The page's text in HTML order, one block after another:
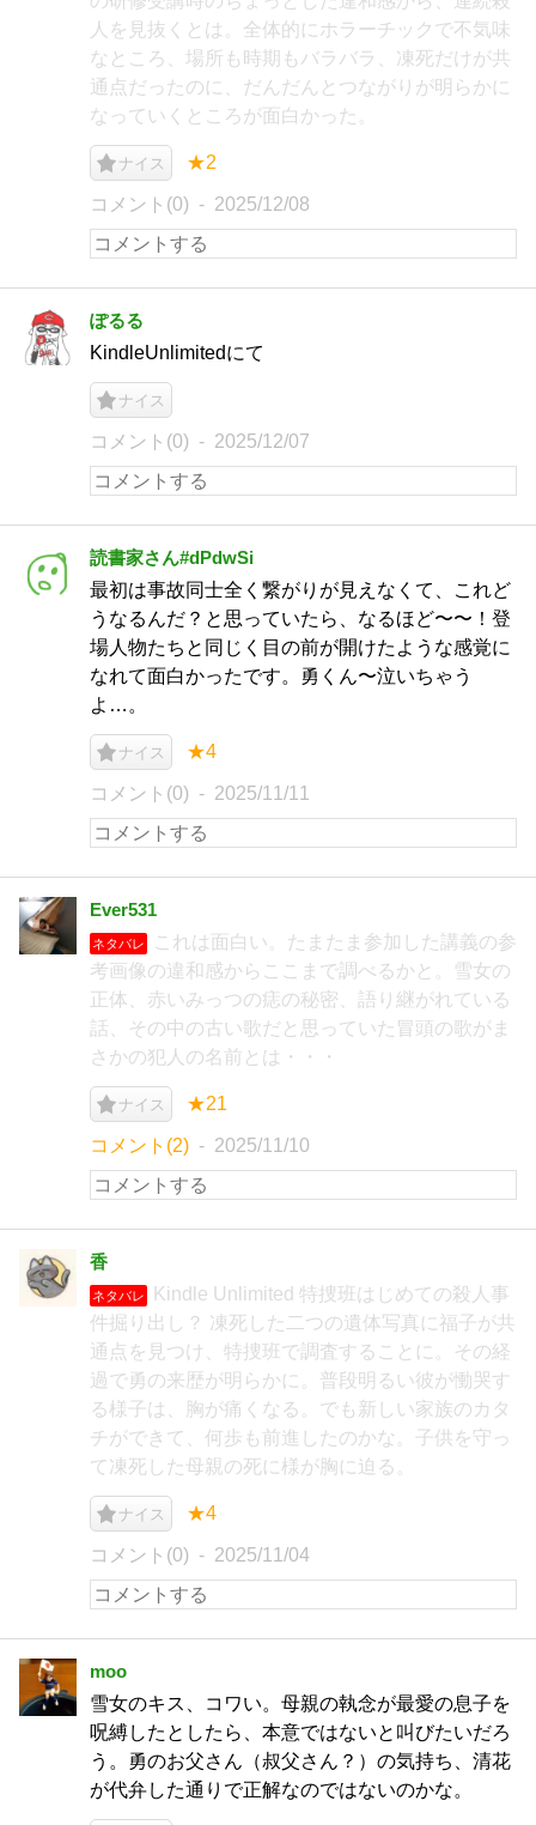
人を見抜くとは。全体的にホラーチックで不気味
なところ、場所も時期もバラバラ、凍死だけが共
通点だったのに、だんだんとつながりが明らかに
なっていくところが面白かった。
ナイス ★2
コメント(0) 2025/12/08
ぽるる
KindleUnlimitedにて
ナイス
コメント(0) 2025/12/07
読書家さん#dPdwSi
最初は事故同士全く繋がりが見えなくて、これど
うなるんだ？と思っていたら、なるほど〜〜！登
場人物たちと同じく目の前が開けたような感覚に
なれて面白かったです。勇くん〜泣いちゃう
よ…。
ナイス ★4
コメント(0) 2025/11/11
Ever531
ネタバレ
これは面白い。たまたま参加した講義の参
考画像の違和感からここまで調べるかと。雪女の
正体、赤いみっつの痣の秘密、語り継がれている
話、その中の古い歌だと思っていた冒頭の歌がま
さかの犯人の名前とは・・・
ナイス ★21
コメント(2) 2025/11/10
香
ネタバレ
Kindle Unlimited 特捜班はじめての殺人事
件掘り出し？ 凍死した二つの遺体写真に福子が共
通点を見つけ、特捜班で調査することに。その経
過で勇の来歴が明らかに。普段明るい彼が慟哭す
る様子は、胸が痛くなる。でも新しい家族のカタ
チができて、何歩も前進したのかな。子供を守っ
て凍死した母親の死に様が胸に迫る。
ナイス ★4
コメント(0) 2025/11/04
moo
雪女のキス、コワい。母親の執念が最愛の息子を
呪縛したとしたら、本意ではないと叫びたいだろ
う。勇のお父さん（叔父さん？）の気持ち、清花
が代弁した通りで正解なのではないのかな。